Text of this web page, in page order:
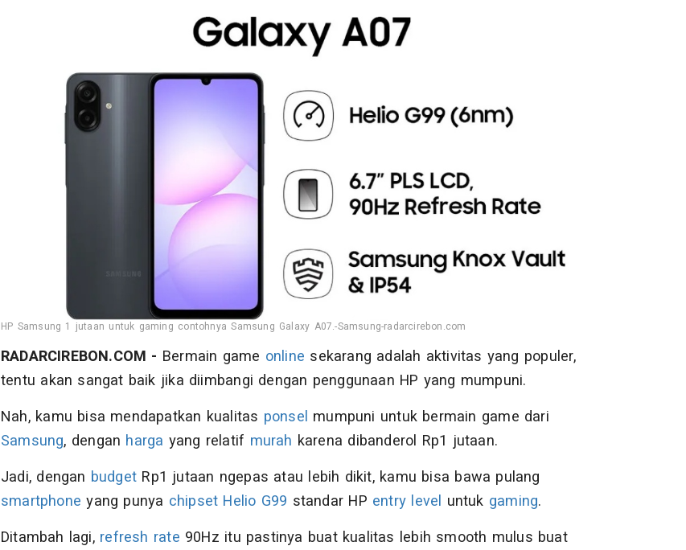
HP Samsung 1 jutaan untuk gaming contohnya Samsung Galaxy A07.-Samsung-radarcirebon.com
RADARCIREBON.COM - Bermain game online sekarang adalah aktivitas yang populer,
tentu akan sangat baik jika diimbangi dengan penggunaan HP yang mumpuni.
Nah, kamu bisa mendapatkan kualitas ponsel mumpuni untuk bermain game dari
Samsung, dengan harga yang relatif murah karena dibanderol Rp1 jutaan.
Jadi, dengan budget Rp1 jutaan ngepas atau lebih dikit, kamu bisa bawa pulang
smartphone yang punya chipset Helio G99 standar HP entry level untuk gaming.
Ditambah lagi, refresh rate 90Hz itu pastinya buat kualitas lebih smooth mulus buat